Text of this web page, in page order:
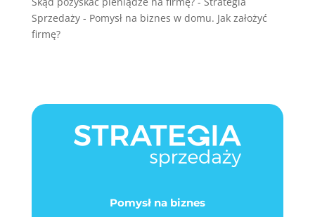
Sprzedaży- Pomysł na biznes w domu. Jak założyć
firmę?
Pomysł na biznes